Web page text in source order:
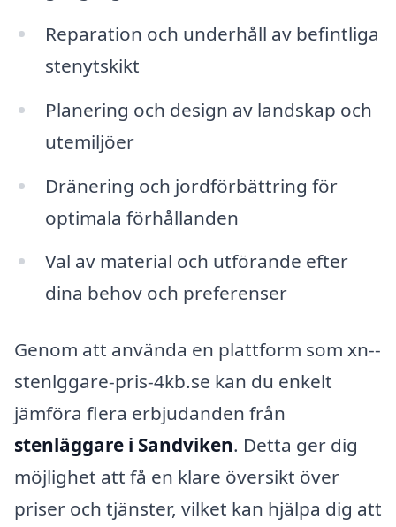
Reparation och underhåll av befintliga
stenytskikt
Planering och design av landskap och
utemiljöer
Dränering och jordförbättring för
optimala förhållanden
Val av material och utförande efter
dina behov och preferenser
Genom att använda en plattform som xn--
stenlggare-pris-4kb.se kan du enkelt
jämföra flera erbjudanden från
stenläggare i Sandviken. Detta ger dig
möjlighet att få en klare översikt över
priser och tjänster, vilket kan hjälpa dig att